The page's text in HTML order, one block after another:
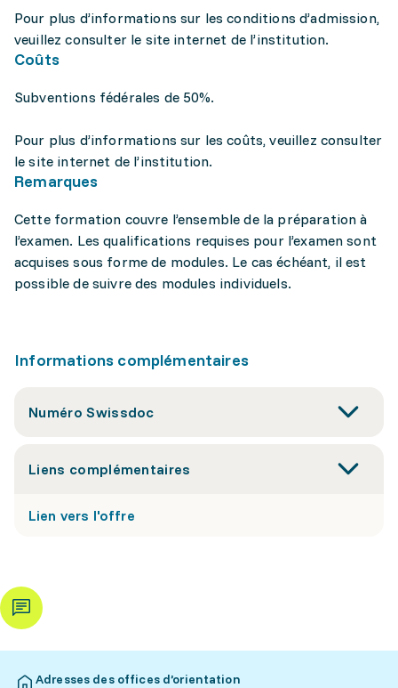
Pour plus d’informations sur les conditions d’admission,
veuillez consulter le site internet de l’institution.
Coûts
Subventions fédérales de 50%.
Pour plus d’informations sur les coûts, veuillez consulter
le site internet de l’institution.
Remarques
Cette formation couvre l’ensemble de la préparation à
l’examen. Les qualifications requises pour l’examen sont
acquises sous forme de modules. Le cas échéant, il est
possible de suivre des modules individuels.
Informations complémentaires
Numéro Swissdoc
Liens complémentaires
Lien vers l'offre
Adresses des offices d’orientation